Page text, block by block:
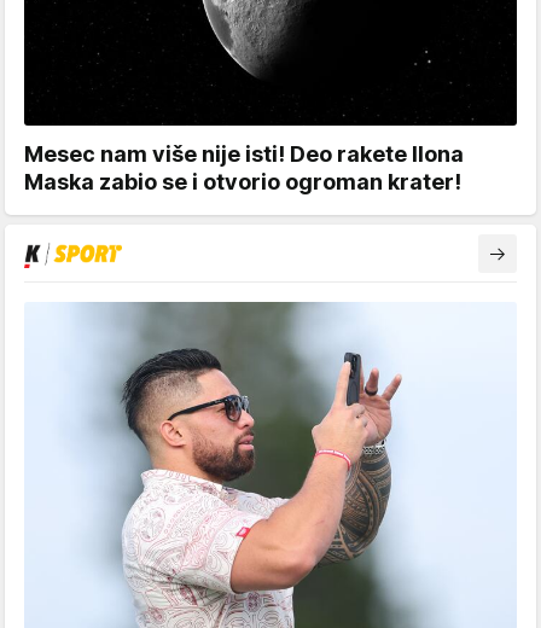
Mesec nam više nije isti! Deo rakete Ilona
Maska zabio se i otvorio ogroman krater!